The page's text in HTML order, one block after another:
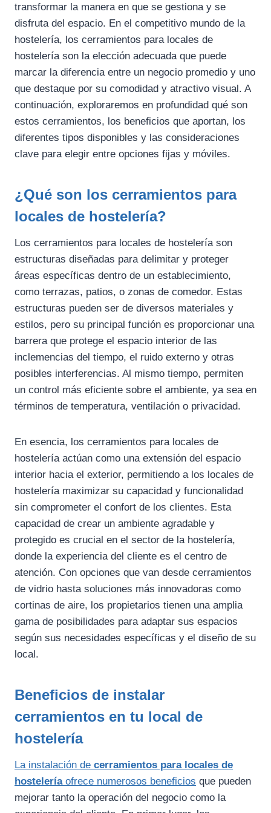
transformar la manera en que se gestiona y se
disfruta del espacio. En el competitivo mundo de la
hostelería, los cerramientos para locales de
hostelería son la elección adecuada que puede
marcar la diferencia entre un negocio promedio y uno
que destaque por su comodidad y atractivo visual. A
continuación, exploraremos en profundidad qué son
estos cerramientos, los beneficios que aportan, los
diferentes tipos disponibles y las consideraciones
clave para elegir entre opciones fijas y móviles.
¿Qué son los cerramientos para
locales de hostelería?
Los cerramientos para locales de hostelería son
estructuras diseñadas para delimitar y proteger
áreas específicas dentro de un establecimiento,
como terrazas, patios, o zonas de comedor. Estas
estructuras pueden ser de diversos materiales y
estilos, pero su principal función es proporcionar una
barrera que protege el espacio interior de las
inclemencias del tiempo, el ruido externo y otras
posibles interferencias. Al mismo tiempo, permiten
un control más eficiente sobre el ambiente, ya sea en
términos de temperatura, ventilación o privacidad.
En esencia, los cerramientos para locales de
hostelería actúan como una extensión del espacio
interior hacia el exterior, permitiendo a los locales de
hostelería maximizar su capacidad y funcionalidad
sin comprometer el confort de los clientes. Esta
capacidad de crear un ambiente agradable y
protegido es crucial en el sector de la hostelería,
donde la experiencia del cliente es el centro de
atención. Con opciones que van desde cerramientos
de vidrio hasta soluciones más innovadoras como
cortinas de aire, los propietarios tienen una amplia
gama de posibilidades para adaptar sus espacios
según sus necesidades específicas y el diseño de su
local.
Beneficios de instalar
cerramientos en tu local de
hostelería
La instalación de cerramientos para locales de
hosteleríaofrece numerosos beneficios que pueden
mejorar tanto la operación del negocio como la